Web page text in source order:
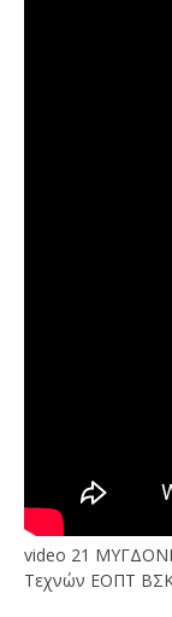
video 21
Τεχνών ΕΟΠΤ